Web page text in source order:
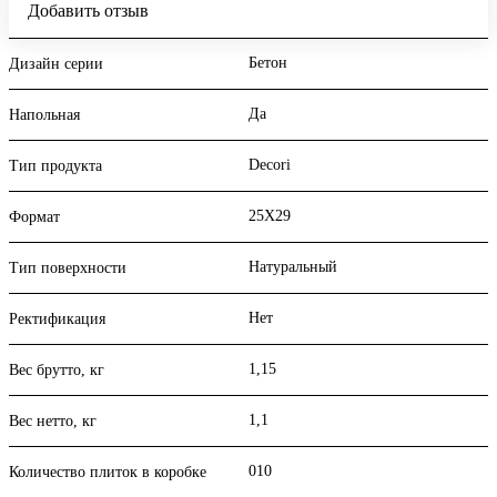
Добавить отзыв
Дизайн серии Бетон
Напольная Да
Тип продукта Decori
Формат 25X29
Тип поверхности Натуральный
Ректификация Нет
Вес брутто, кг 1,15
Вес нетто, кг 1,1
Количество плиток в коробке 010